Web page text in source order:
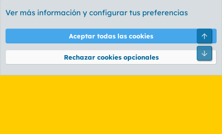
Cookies
PL OLDSTYLE AMARILLO
Términos y reglas Política de privacidad Ayuda
Community platform by XenForo® © 2010-2026 XenForo Ltd.
Ver más información y configurar tus preferencias
Aceptar todas las cookies
Rechazar cookies opcionales
Pie